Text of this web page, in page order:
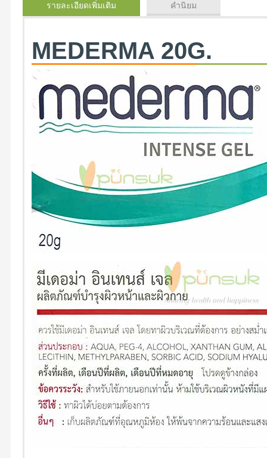
รายละเอียดเพิ่มเติม คำนิยม
MEDERMA 20G.